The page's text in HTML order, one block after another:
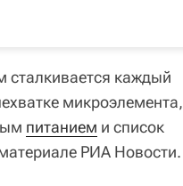
сталкивается каждый
микроэлемента,
питанием и список
РИА Новости.